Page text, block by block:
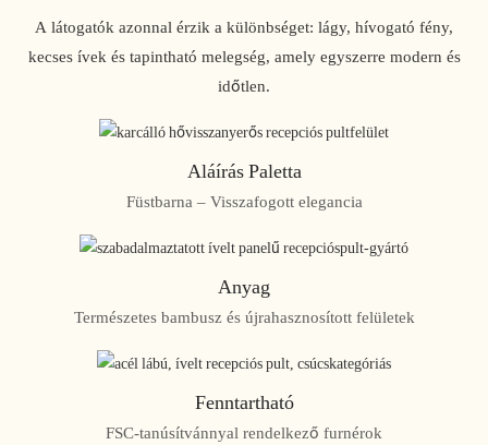
A látogatók azonnal érzik a különbséget: lágy, hívogató fény,
kecses ívek és tapintható melegség, amely egyszerre modern és
időtlen.
Aláírás Paletta
Füstbarna – Visszafogott elegancia
Anyag
Természetes bambusz és újrahasznosított felületek
Fenntartható
FSC-tanúsítvánnyal rendelkező furnérok